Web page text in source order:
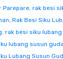
Parepare, rak besi
, Rak Besi Siku
, rak besi siku
lubang susun
Lubang Susun